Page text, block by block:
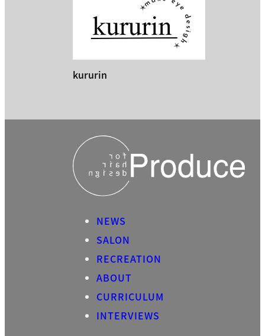
kururin
NEWS
SALON
RECREATION
ABOUT
CURRICULUM
INTERVIEWS